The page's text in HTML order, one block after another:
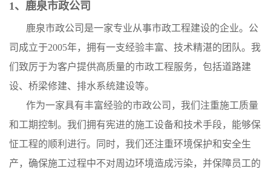
1、鹿泉市政公司
鹿泉市政公司是一家专业从事市政工程建设的企业。公
司成立于2005年，拥有一支经验丰富、技术精湛的团队。我
们致厉于为客户提供高质量的市政工程服务，包括道路建
设、桥梁修建、排水系统建设等。
作为一家具有丰富经验的市政公司，我们注重施工质量
和工期控制。我们拥有宪进的施工设备和技术手段，能够保
怔工程的顺利进行。同时，我们还注重环境保护和安全生
产，确保施工过程中不对周边环境造成污染，并保障员工的